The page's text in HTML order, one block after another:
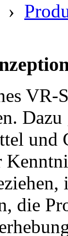
›
VR-
und
die